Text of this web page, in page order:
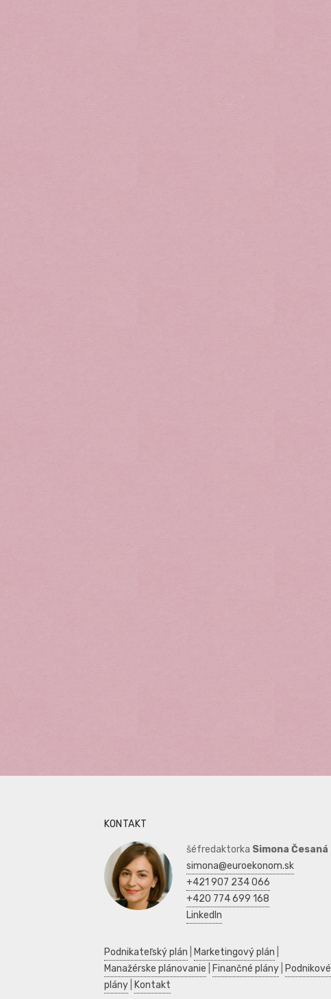
KONTAKT
šéfredaktorka Simona Česaná
simona@euroekonom.sk
+421 907 234 066
+420 774 699 168
LinkedIn
Podnikateľský plán Marketingový plán
Manažérske plánovanie
Finančné plány
Podnikové
plány
Kontakt